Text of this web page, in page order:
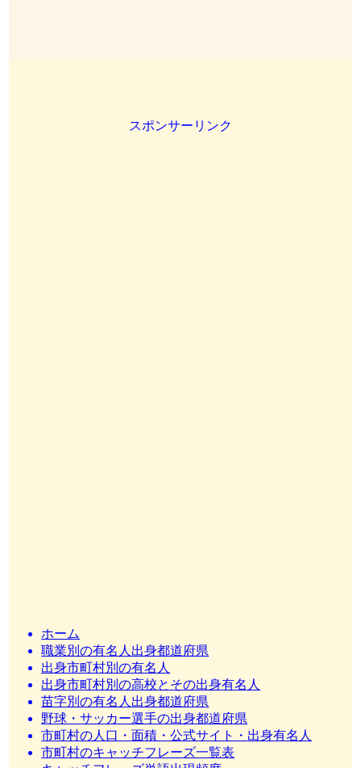
スポンサーリンク
ホーム
職業別の有名人出身都道府県
出身市町村別の有名人
出身市町村別の高校とその出身有名人
苗字別の有名人出身都道府県
野球・サッカー選手の出身都道府県
市町村の人口・面積・公式サイト・出身有名人
市町村のキャッチフレーズ一覧表